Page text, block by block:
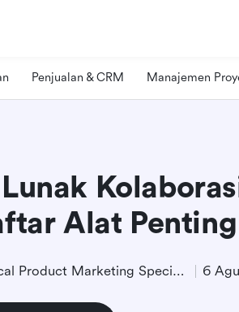
Penjualan & CRM Manajemen
Alat Penting
Technical Product Marketing Specialist 6